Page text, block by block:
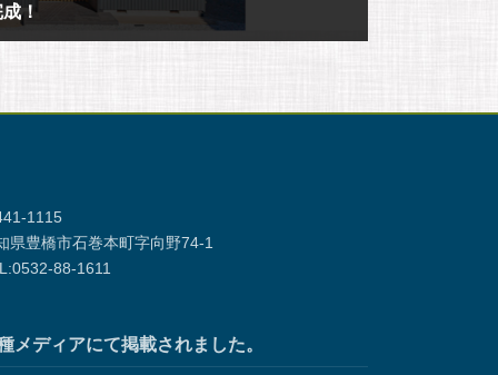
！
1115
県豊橋市石巻本町字向野74-1
88-1611
メディアにて掲載されました。